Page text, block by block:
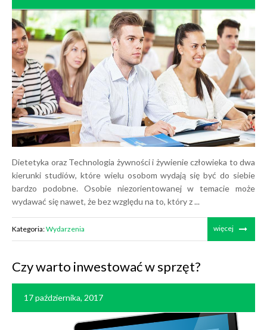
Dietetyka oraz Technologia żywności i żywienie człowieka to dwa
kierunki studiów, które wielu osobom wydają się być do siebie
bardzo podobne. Osobie niezorientowanej w temacie może
wydawać się nawet, że bez względu na to, który z ...
Kategoria:Wydarzenia więcej
Czy warto inwestować w sprzęt?
17 października, 2017